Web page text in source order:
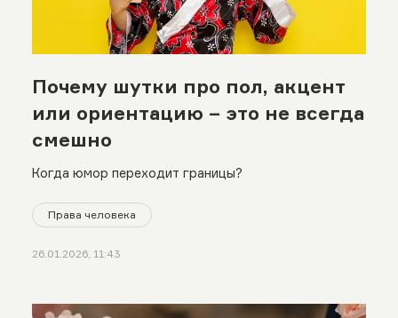
Почему шутки про пол, акцент
или ориентацию – это не всегда
смешно
Когда юмор переходит границы?
Права человека
26.01.2026, 11:43